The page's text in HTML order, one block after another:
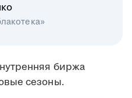
биржа
сезоны.